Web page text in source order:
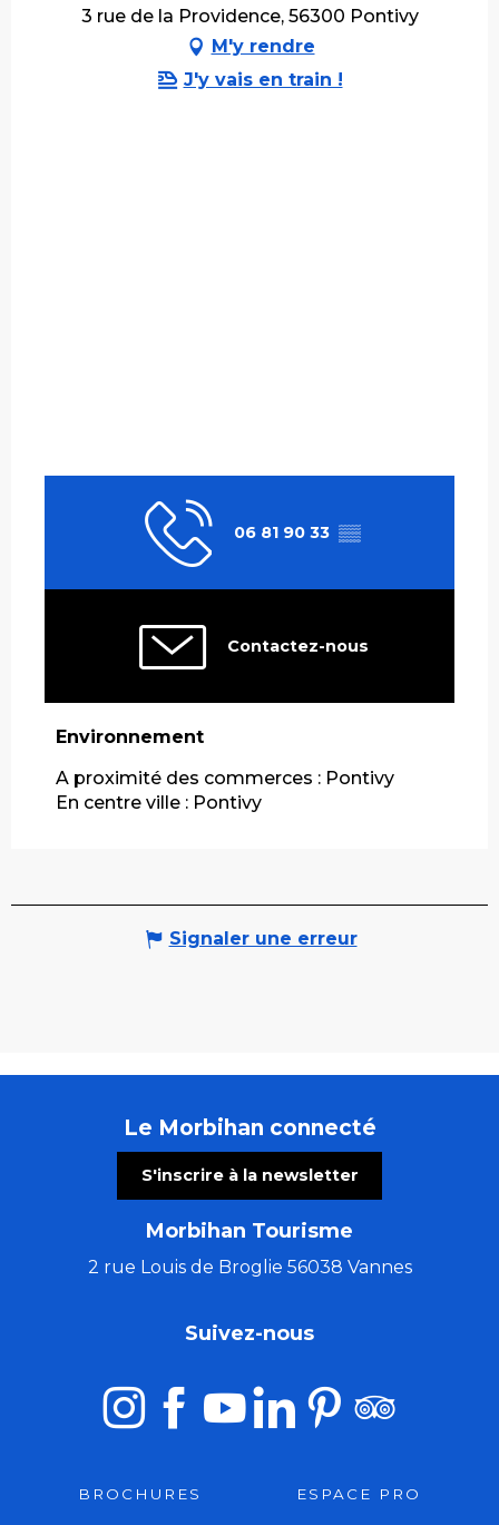
3 rue de la Providence, 56300 Pontivy
M'y rendre
J'y vais en train !
06 81 90 33 ▒▒
Contactez-nous
Environnement
Environnement
A proximité des commerces : Pontivy
En centre ville : Pontivy
Signaler une erreur
Le Morbihan connecté
S'inscrire à la newsletter
Morbihan Tourisme
2 rue Louis de Broglie 56038 Vannes
Suivez-nous
BROCHURES ESPACE PRO